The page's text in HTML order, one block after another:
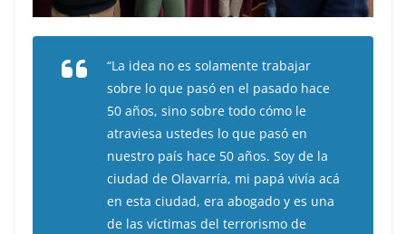
“La idea no es solamente trabajar
sobre lo que pasó en el pasado hace
50 años, sino sobre todo cómo le
atraviesa ustedes lo que pasó en
nuestro país hace 50 años. Soy de la
ciudad de Olavarría, mi papá vivía acá
en esta ciudad, era abogado y es una
de las víctimas del terrorismo de